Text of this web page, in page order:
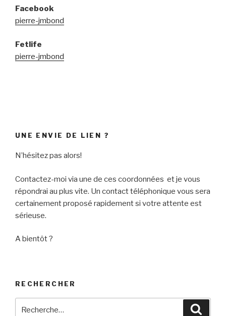
Facebook
pierre-jmbond
Fetlife
pierre-jmbond
UNE ENVIE DE LIEN ?
N’hésitez pas alors!
Contactez-moi via une de ces coordonnées et je vous
répondrai au plus vite. Un contact téléphonique vous sera
certainement proposé rapidement si votre attente est
sérieuse.
A bientôt ?
RECHERCHER